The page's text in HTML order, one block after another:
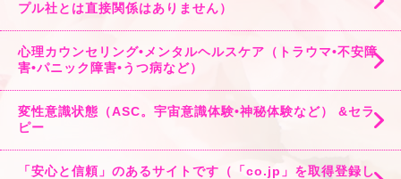
プル社とは直接関係はありません）
心理カウンセリング•メンタルヘルスケア（トラウマ•不安障
害•パニック障害•うつ病など）
変性意識状態（ASC。宇宙意識体験•神秘体験など） &セラ
ピー
「安心と信頼」のあるサイトです（「co.jp」を取得登録し